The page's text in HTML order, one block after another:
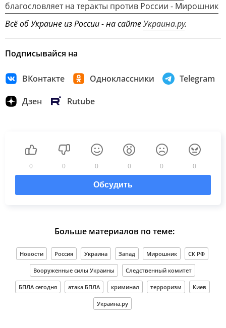
благословляет на теракты против России - Мирошник
Всё об Украине из России - на сайтеУкраина.ру.
Подписывайся на
ВКонтакте Одноклассники Telegram
Дзен Rutube
0 0 0 0 0 0
Обсудить
Больше материалов по теме:
Новости Россия Украина Запад Мирошник СК РФ
Вооруженные силы Украины Следственный комитет
БПЛА сегодня атака БПЛА криминал терроризм Киев
Украина.ру